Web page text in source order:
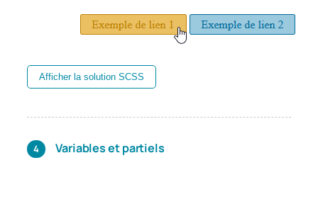
Afficher la solution SCSS
Variables et partiels